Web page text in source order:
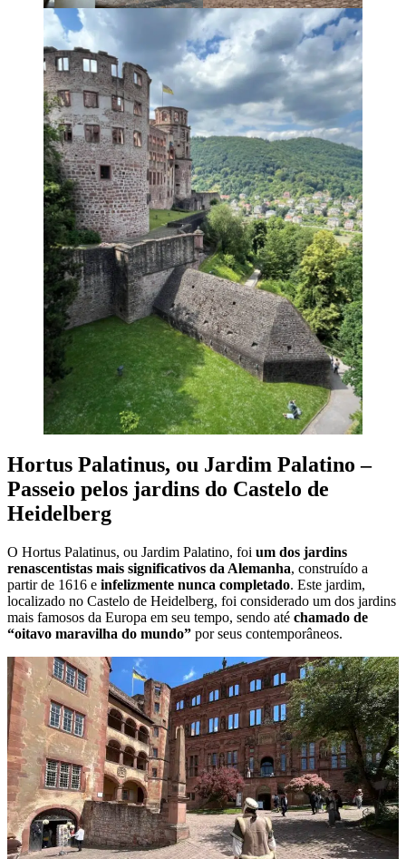
Hortus Palatinus, ou Jardim Palatino –
Passeio pelos jardins do Castelo de
Heidelberg
O Hortus Palatinus, ou Jardim Palatino, foi um dos jardins
renascentistas mais significativos da Alemanha, construído a
partir de 1616 e infelizmente nunca completado. Este jardim,
localizado no Castelo de Heidelberg, foi considerado um dos jardins
mais famosos da Europa em seu tempo, sendo até chamado de
“oitavo maravilha do mundo” por seus contemporâneos.